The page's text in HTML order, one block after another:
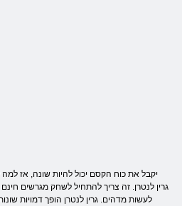
יקבל את כוח הקסם יכול להיות שונה, אז
גרין לנטרן. זה צריך להתחיל לשחק מגרשים
לעשות מדהים. גרין לנטרן הופך דמויות